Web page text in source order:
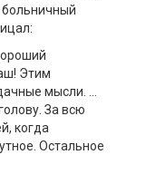
Этим
мысли. …
За всю
когда
Остальное